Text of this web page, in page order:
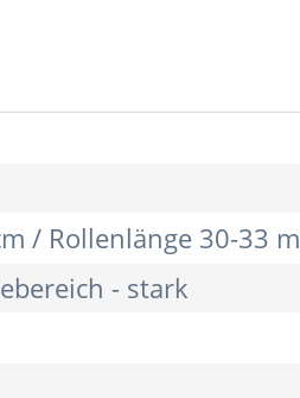
/ Rollenlänge 30-33 m
- stark